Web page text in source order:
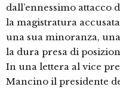
dall’ennessimo
la magistratura
una sua minoranza,
la dura presa di
In una lettera al vice
Mancino il presidente